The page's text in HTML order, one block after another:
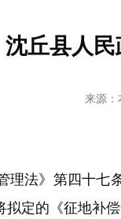
沈丘县人
来源
法》第四十七
定的《征地补